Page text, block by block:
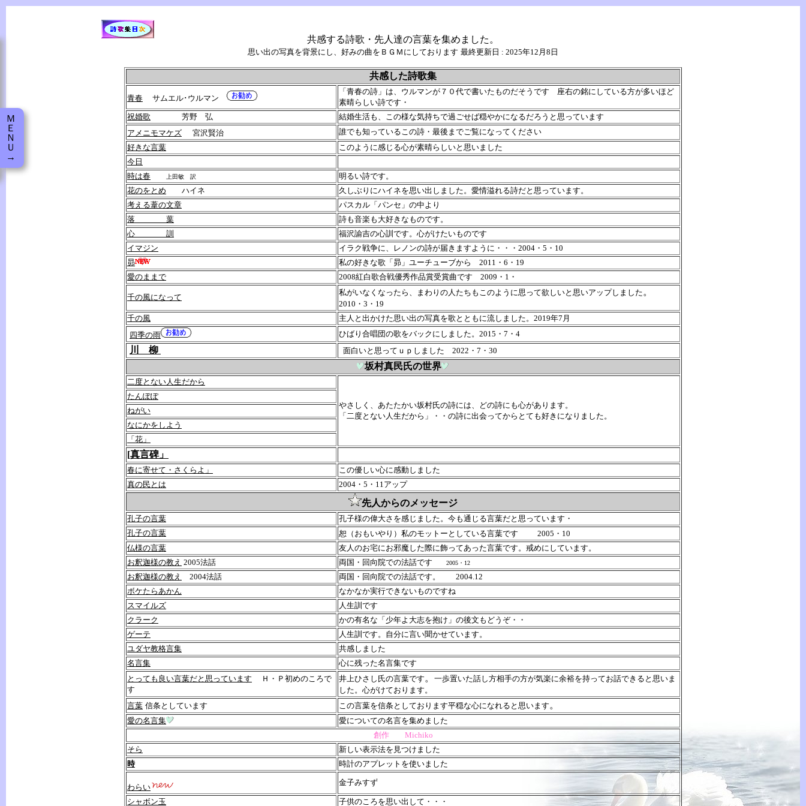
共感する詩歌・先人達の言葉を集めました。
思い出の写真を背景にし、好みの曲をＢＧＭにしております 最終更新日 : 2025年12月8日
共感した詩歌集
青春 サムエル･ウルマン
「青春の詩」は、ウルマンが７０代で書いたものだそうです 座右の銘にしている方が多いほど
素晴らしい詩です・
祝婚歌 芳野 弘
結婚生活も、この様な気持ちで過ごせば穏やかになるだろうと思っています
アメニモマケズ
宮沢賢治
誰でも知っているこの詩・最後までご覧になってください
好きな言葉
このように感じる心が素晴らしいと思いました
今日
時は春
上田敏 訳
明るい詩です。
花のをとめ ハイネ
久しぶりにハイネを思い出しました。愛情溢れる詩だと思っています。
考える葦の文章
パスカル「パンセ」の中より
落 葉
詩も音楽も大好きなものです。
心 訓
福沢諭吉の心訓です。心がけたいものです
イマジン
イラク戦争に、レノンの詩が届きますように・・・2004・5・10
昴
私の好きな歌「昴」ユーチューブから 2011・6・19
愛のままで
2008紅白歌合戦優秀作品賞受賞曲です 2009・1・
千の風になって
私がいなくなったら、まわりの人たちもこのように思って欲しいと思いアップしました 。
2010・3・19
千の風
主人と出かけた思い出の写真を歌とともに流しました。2019年7月
四季の雨
ひばり合唱団の歌をバックにしました。2015・7・4
川 柳 面白いと思ってｕｐしました 2022・7・30
坂村真民氏の世界
二度とない人生だから
やさしく、あたたかい坂村氏の詩には、どの詩にも心があります。
「二度とない人生だから」・・の詩に出会ってからとても好きになりました。
たんぽぽ
ねがい
なにかをしよう
「花」
[真言碑」
春に寄せて・さくらよ」
この優しい心に感動しました
真の民とは
2004・5・11アップ
先人からのメッセージ
孔子の言葉
孔子様の偉大さを感じました。今も通じる言葉だと思っています・
孔子の言葉
恕（おもいやり）私のモットーとしている言葉です
2005・10
仏様の言葉
友人のお宅にお邪魔した際に飾ってあった言葉です。戒めにしています。
お釈迦様の教え 2005法話 両国・回向院での法話です 2005・12
お釈迦様の教え 2004法話
両国・回向院での法話です。 2004.12
ボケたらあかん
なかなか実行できないものですね
スマイルズ
人生訓です
クラーク
かの有名な「少年よ大志を抱け」の後文もどうぞ・・
ゲーテ
人生訓です。自分に言い聞かせています。
ユダヤ教格言集
共感しました
名言集
心に残った名言集です
とっても良い言葉だと思っています
Ｈ・Ｐ初めのころで
す
井上ひさし氏の言葉です 。 一歩置いた話し方相手の方が気楽に余裕を持ってお話できると思いま
した。心がけております。
言葉 信条としています この言葉を信条としております平穏な心になれると思います 。
愛の名言集
愛についての名言を集めました
創作 Michiko
そら
新しい表示法を見つけました
時
時計のアプレットを使いました
わらい
金子みすず
シャボン玉 子供のころを思い出して・・・
Ｍ
Ｅ
Ｎ
Ｕ
→